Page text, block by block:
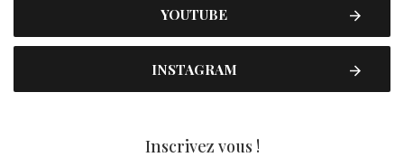
YOUTUBE
INSTAGRAM
Inscrivez vous !